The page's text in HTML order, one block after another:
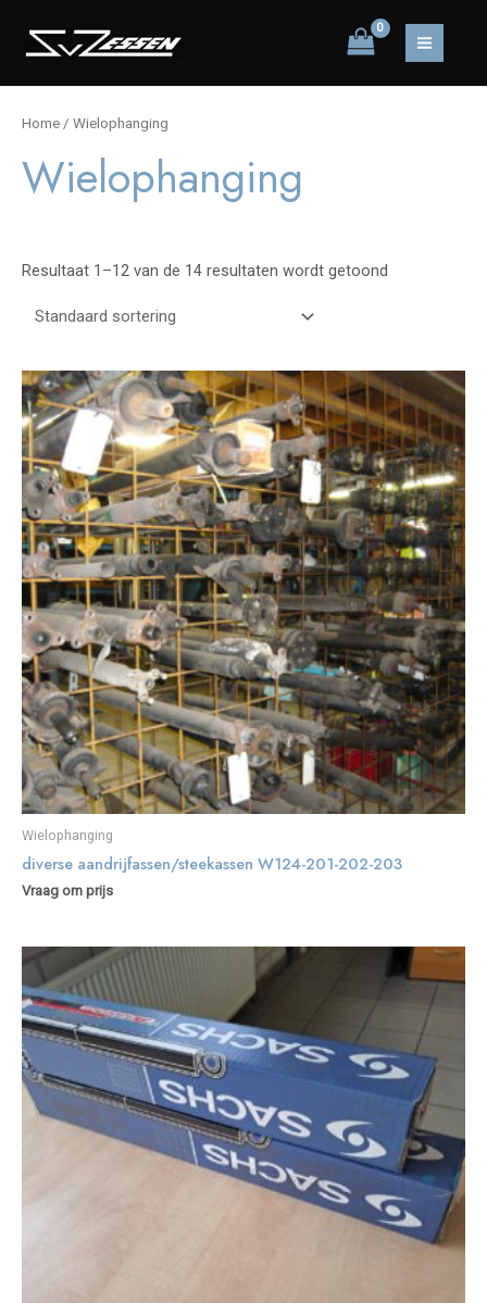
naar
inhoud
MAIN
Home / Wielophanging
Wielophanging
Resultaat 1–12 van de 14 resultaten wordt getoond
Wielophanging
diverse aandrijfassen/steekassen W124-201-202-203
Vraag om prijs